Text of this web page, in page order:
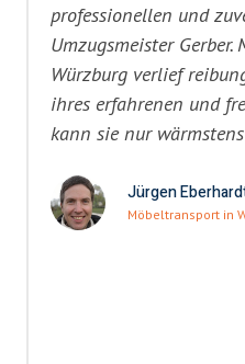
professionellen und
Umzugsmeister
Würzburg verlief
ihres erfahrenen und
kann sie nur
Jürgen
Möbeltransport in